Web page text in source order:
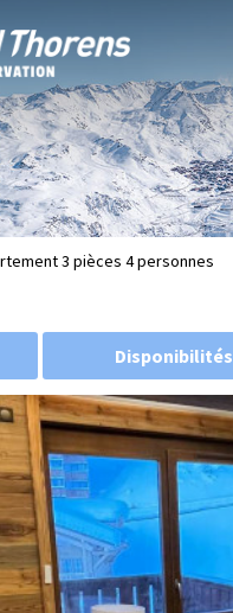
3 pièces 4 personnes
Disponibilités